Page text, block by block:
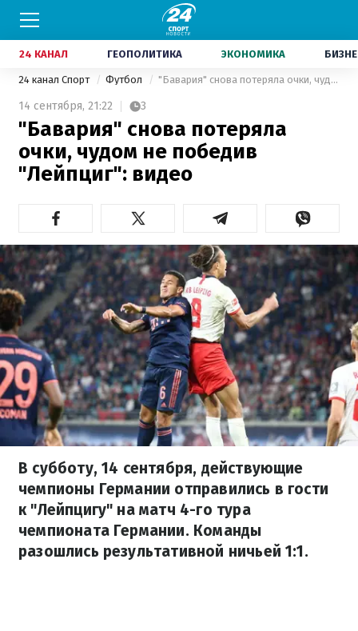
24 КАНАЛ ГЕОПОЛИТИКА ЭКОНОМИКА
24 канал Спорт Футбол "Бавария" снова потеряла очки, чудом не победив "Лейпциг": видео
14 сентября, 21:22 3
"Бавария" снова потеряла
очки, чудом не победив
"Лейпциг": видео
В субботу, 14 сентября, действующие
чемпионы Германии отправились в гости
к "Лейпцигу" на матч 4-го тура
чемпионата Германии. Команды
разошлись результативной ничьей 1:1.